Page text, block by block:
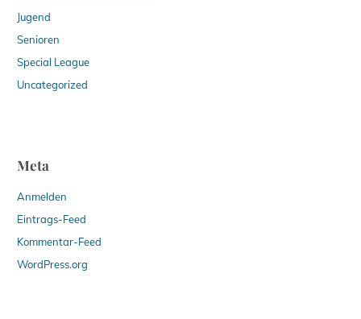
Jugend
Senioren
Special League
Uncategorized
Meta
Anmelden
Eintrags-Feed
Kommentar-Feed
WordPress.org